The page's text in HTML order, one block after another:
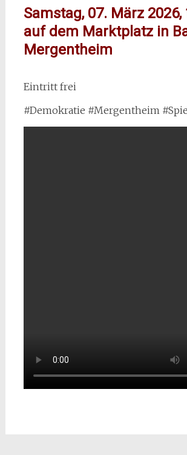
Samstag, 07. März 2026,
auf dem Marktplatz in
Mergentheim
Eintritt frei
#Demokratie #Mergentheim